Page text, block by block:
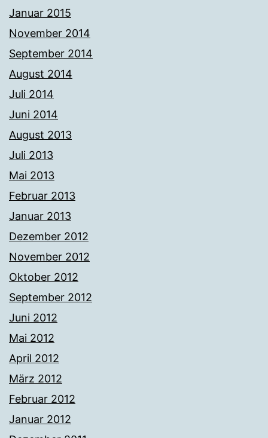
Januar 2015
November 2014
September 2014
August 2014
Juli 2014
Juni 2014
August 2013
Juli 2013
Mai 2013
Februar 2013
Januar 2013
Dezember 2012
November 2012
Oktober 2012
September 2012
Juni 2012
Mai 2012
April 2012
März 2012
Februar 2012
Januar 2012